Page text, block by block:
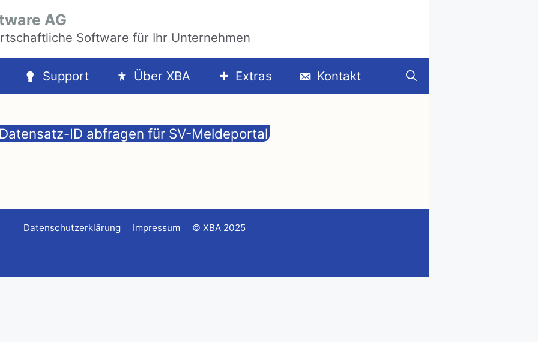
AG
Software für Ihr Unternehmen
Support Über XBA Extras Kontakt
ID abfragen für SV-Meldeportal
Datenschutzerklärung Impressum © XBA 2025